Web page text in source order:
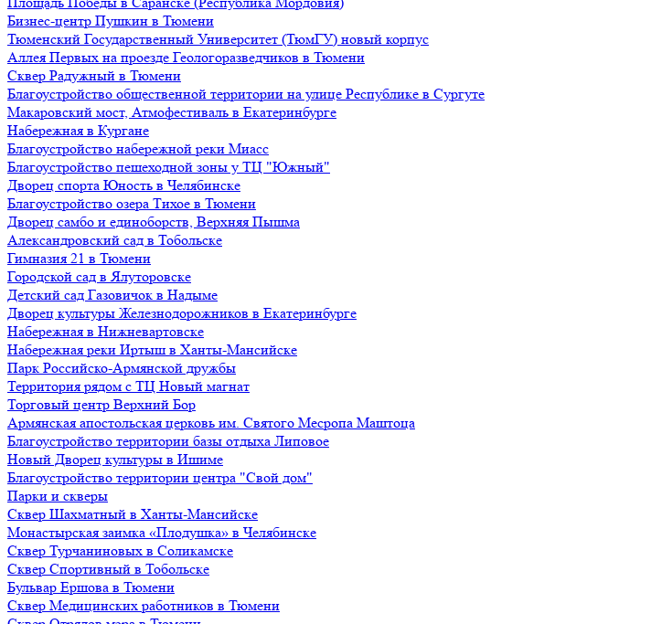
Бизнес-центр Пушкин в Тюмени
Тюменский Государственный Университет (ТюмГУ) новый корпус
Аллея Первых на проезде Геологоразведчиков в Тюмени
Сквер Радужный в Тюмени
Благоустройство общественной территории на улице Республике в Сургуте
Макаровский мост, Атмофестиваль в Екатеринбурге
Набережная в Кургане
Благоустройство набережной реки Миасс
Благоустройство пешеходной зоны у ТЦ "Южный"
Дворец спорта Юность в Челябинске
Благоустройство озера Тихое в Тюмени
Дворец самбо и единоборств, Верхняя Пышма
Александровский сад в Тобольске
Гимназия 21 в Тюмени
Городской сад в Ялуторовске
Детский сад Газовичок в Надыме
Дворец культуры Железнодорожников в Екатеринбурге
Набережная в Нижневартовске
Набережная реки Иртыш в Ханты-Мансийске
Парк Российско-Армянской дружбы
Территория рядом с ТЦ Новый магнат
Торговый центр Верхний Бор
Армянская апостольская церковь им. Святого Месропа Маштоца
Благоустройство территории базы отдыха Липовое
Нoвый Двoрeц культуры в Ишимe
Благоустройство территории центра "Свой дом"
Парки и скверы
Сквер Шахматный в Ханты-Мансийске
Монастырская заимка «Плодушка» в Челябинске
Сквер Турчаниновых в Соликамске
Сквер Спортивный в Тобольске
Бульвар Ершова в Тюмени
Сквер Медицинских работников в Тюмени